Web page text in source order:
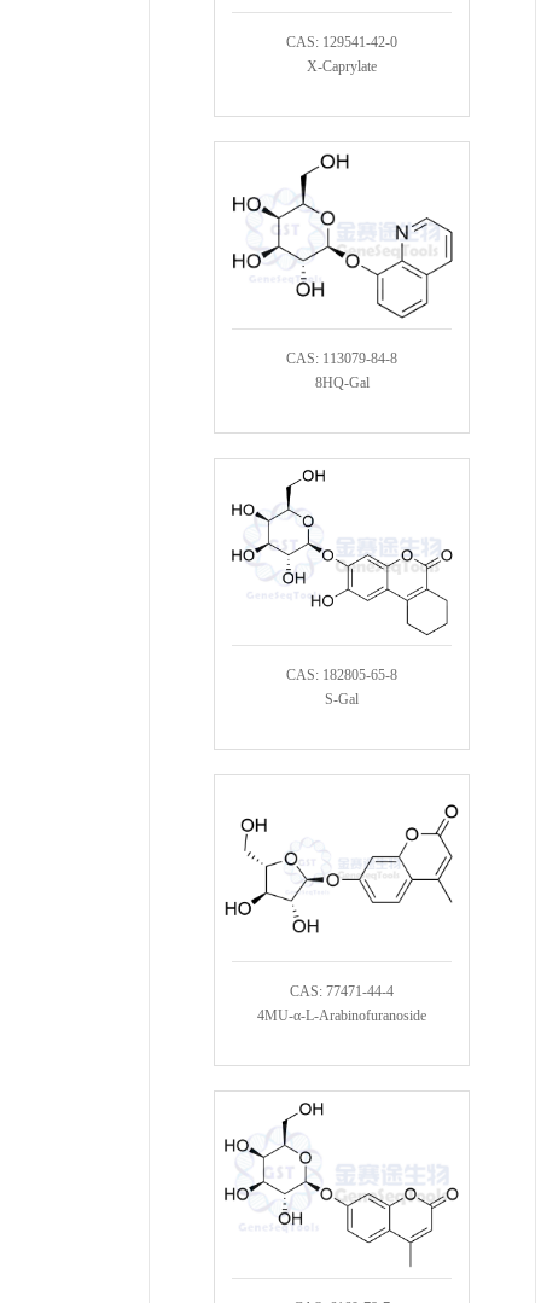
CAS: 129541-42-0
X-Caprylate
CAS: 113079-84-8
8HQ-Gal
CAS: 182805-65-8
S-Gal
CAS: 77471-44-4
4MU-α-L-Arabinofuranoside